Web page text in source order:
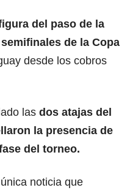
del paso de la
de la Copa
desde los cobros
las dos atajas del
la presencia de
del torneo.
noticia que